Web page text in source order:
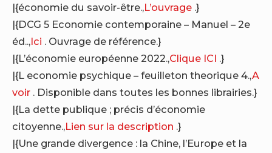
|{économie du savoir-être.,L’ouvrage .}
|{DCG 5 Economie contemporaine – Manuel – 2e
éd..,Ici . Ouvrage de référence.}
|{L’économie européenne 2022.,Clique ICI .}
|{L economie psychique – feuilleton theorique 4.,A
voir . Disponible dans toutes les bonnes librairies.}
|{La dette publique ; précis d’économie
citoyenne.,Lien sur la description .}
|{Une grande divergence : la Chine, l’Europe et la